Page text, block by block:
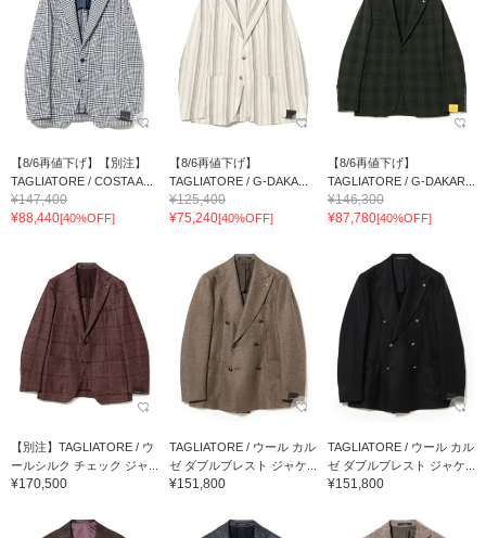
【8/6再値下げ】【別注】
TAGLIATORE / COSTA A...
¥147,400
¥88,440[40%OFF]
【8/6再値下げ】
TAGLIATORE / G-DAKA...
¥125,400
¥75,240[40%OFF]
【8/6再値下げ】
TAGLIATORE / G-DAKAR...
¥146,300
¥87,780[40%OFF]
【別注】TAGLIATORE / ウ
ールシルク チェック ジャ...
¥170,500
TAGLIATORE / ウール カル
ゼ ダブルブレスト ジャケ...
¥151,800
TAGLIATORE / ウール カル
ゼ ダブルブレスト ジャケ...
¥151,800